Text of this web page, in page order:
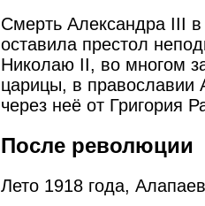
Смерть Александра III в
оставила престол
Николаю II, во многом
царицы, в
через неё от Григория
После революции
Лето 1918 года,